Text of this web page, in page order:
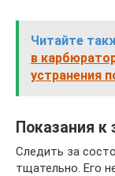
Читайте
в
устранения
Показания к
Следить за
тщательно. Его